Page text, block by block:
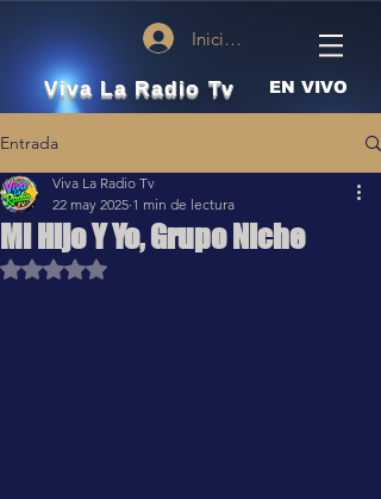
Iniciar sesión
Viva La Radio Tv EN VIVO
Entrada
Mi Hijo Y Yo, Grupo Niche
Viva La Radio Tv
22 may 2025 1 min de lectura
Obtuvo NaN de 5 estrellas.